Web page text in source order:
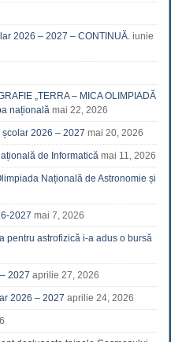
2026 – 2027 – CONTINUĂ. iunie
„TERRA – MICA OLIMPIADĂ
națională mai 22, 2026
2026 – 2027 mai 20, 2026
de Informatică mai 11, 2026
Națională de Astronomie și
2027 mai 7, 2026
pentru astrofizică i-a adus o bursă
2027 aprilie 27, 2026
2026 – 2027 aprilie 24, 2026